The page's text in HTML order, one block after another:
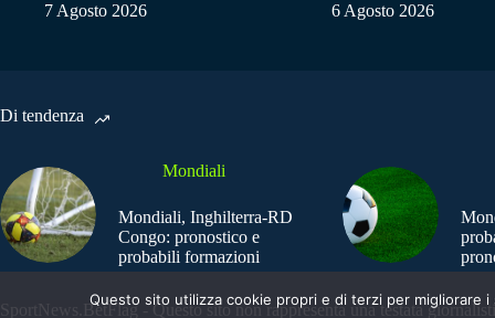
7 Agosto 2026
6 Agosto 2026
Di tendenza
Mondiali
Mondiali, Inghilterra-RD
Congo: pronostico e
probabili formazioni
SportNews.BetFlag - Questo sito non rappresenta una testata
Questo sito utilizza cookie propri e di terzi per migliorare